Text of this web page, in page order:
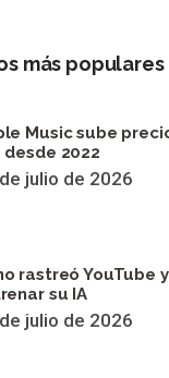
más populares
Music sube
desde 2022
julio de 2026
rastreó YouTube
su IA
julio de 2026